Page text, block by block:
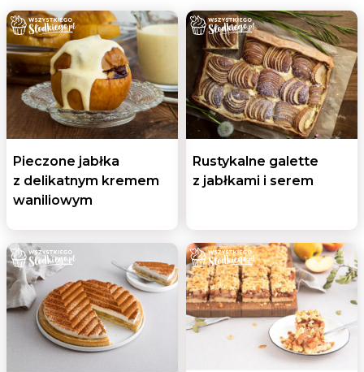
Pieczone jabłka
z delikatnym kremem
waniliowym
Rustykalne galette
z jabłkami i serem